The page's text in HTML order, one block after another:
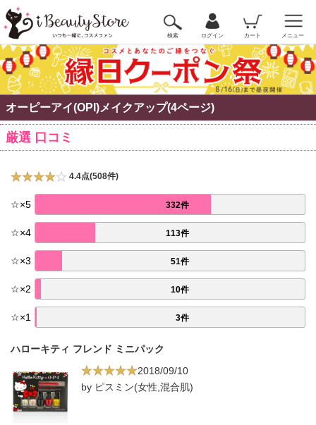
検索 ログイン カート メニュー
オーピーアイ(OPI)メイクアップ(4ページ)
厳選 口コミ
4.4点(508件)
☆×5 332件
☆×4 113件
☆×3 51件
☆×2 10件
☆×1 3件
ハローキティ フレンド ミニパック
2018/09/10
by ピスミン(女性,混合肌)